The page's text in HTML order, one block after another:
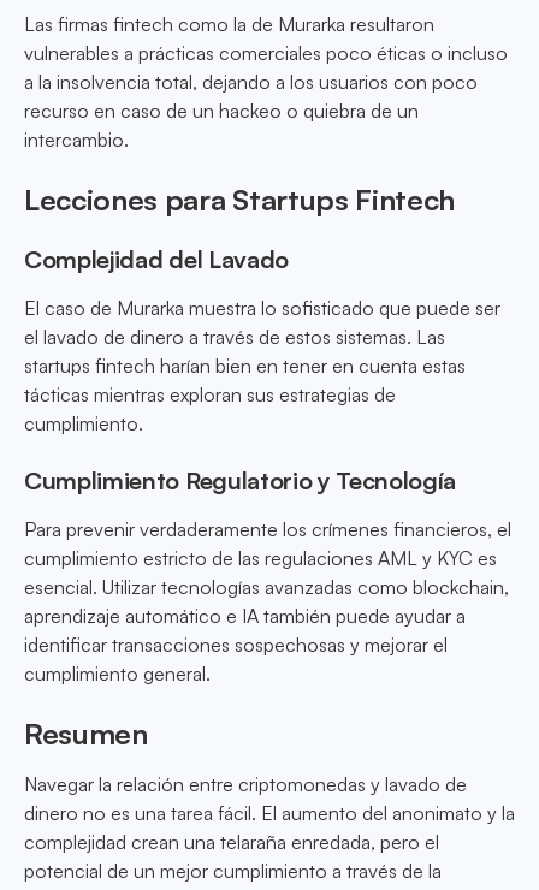
Las firmas fintech como la de Murarka resultaron
vulnerables a prácticas comerciales poco éticas o incluso
a la insolvencia total, dejando a los usuarios con poco
recurso en caso de un hackeo o quiebra de un
intercambio.
Lecciones para Startups Fintech
Complejidad del Lavado
El caso de Murarka muestra lo sofisticado que puede ser
el lavado de dinero a través de estos sistemas. Las
startups fintech harían bien en tener en cuenta estas
tácticas mientras exploran sus estrategias de
cumplimiento.
Cumplimiento Regulatorio y Tecnología
Para prevenir verdaderamente los crímenes financieros, el
cumplimiento estricto de las regulaciones AML y KYC es
esencial. Utilizar tecnologías avanzadas como blockchain,
aprendizaje automático e IA también puede ayudar a
identificar transacciones sospechosas y mejorar el
cumplimiento general.
Resumen
Navegar la relación entre criptomonedas y lavado de
dinero no es una tarea fácil. El aumento del anonimato y la
complejidad crean una telaraña enredada, pero el
potencial de un mejor cumplimiento a través de la